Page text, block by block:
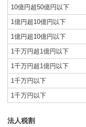
10億円超50億円以下
1億円超10億円以下
1億円超10億円以下
1千万円超1億円以下
1千万円超1億円以下
1千万円以下
1千万円以下
法人税割